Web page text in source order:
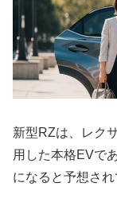
新型RZは、レク
用した本格EVで
になると予想され